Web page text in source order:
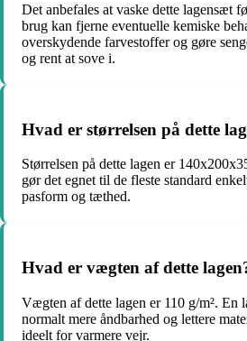
Det anbefales at vaske dette lagensæt
brug kan fjerne eventuelle kemiske
overskydende farvestoffer og gøre
og rent at sove i.
Hvad er størrelsen på dette
Størrelsen på dette lagen er
gør det egnet til de fleste standard
pasform og tæthed.
Hvad er vægten af dette
Vægten af dette lagen er 110 g/m². En
normalt mere åndbarhed og lettere
ideelt for varmere vejr.